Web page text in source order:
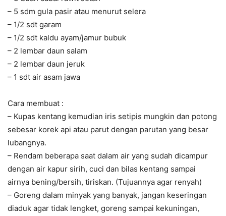
– 5 sdm gula pasir atau menurut selera
– 1/2 sdt garam
– 1/2 sdt kaldu ayam/jamur bubuk
– 2 lembar daun salam
– 2 lembar daun jeruk
– 1 sdt air asam jawa
Cara membuat :
– Kupas kentang kemudian iris setipis mungkin dan potong
sebesar korek api atau parut dengan parutan yang besar
lubangnya.
– Rendam beberapa saat dalam air yang sudah dicampur
dengan air kapur sirih, cuci dan bilas kentang sampai
airnya bening/bersih, tiriskan. (Tujuannya agar renyah)
– Goreng dalam minyak yang banyak, jangan keseringan
diaduk agar tidak lengket, goreng sampai kekuningan,